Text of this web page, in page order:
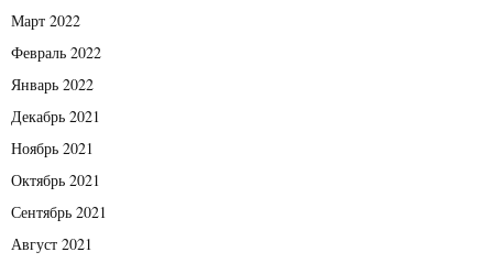
Март 2022
Февраль 2022
Январь 2022
Декабрь 2021
Ноябрь 2021
Октябрь 2021
Сентябрь 2021
Август 2021